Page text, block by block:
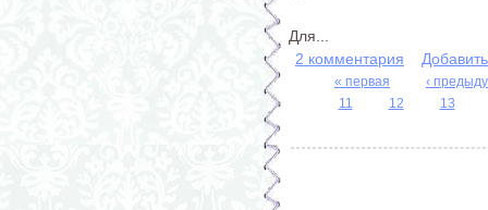
Для...
2 комментария
« первая
‹
11
12 13